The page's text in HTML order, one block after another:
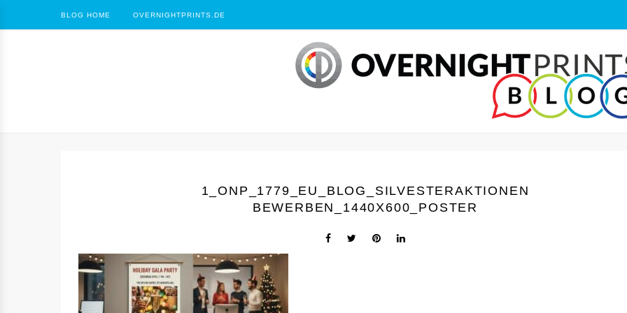
BLOG HOME OVERNIGHTPRINTS.DE
1_ONP_1779_EU_BLOG_SILVESTERAKTIONEN
BEWERBEN_1440Х600_POSTER